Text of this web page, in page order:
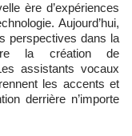
Aujourd’hui,
perspectives dans la
la création de
assistants vocaux
les accents et
derrière n’importe